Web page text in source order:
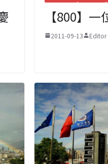
【800】
2011-09-13 Editor